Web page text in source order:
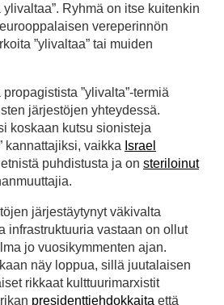
ylivaltaa”. Ryhmä on itse kuitenkin
vereperinnön
”ylivaltaa” tai muiden
”ylivalta”-termiä
järjestöjen yhteydessä.
koskaan kutsu sionisteja
kannattajiksi, vaikka Israel
puhdistusta ja on steriloinut
järjestäytynyt väkivalta
infrastruktuuria vastaan on ollut
jo vuosikymmenten ajan.
näy loppua, sillä juutalaisen
rikkaat kulttuurimarxistit
presidenttiehdokkaita että